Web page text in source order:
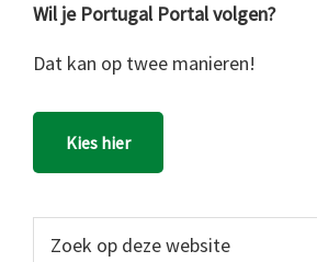
Wil je Portugal Portal volgen?
Dat kan op twee manieren!
Kies hier